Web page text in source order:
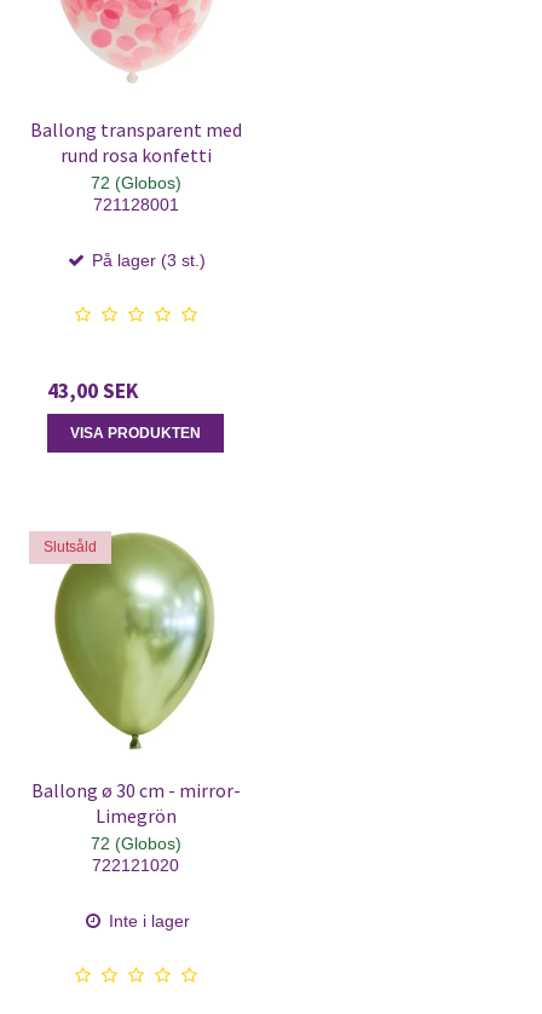
Ballong transparent med
rund rosa konfetti
72 (Globos)
721128001
På lager (3 st.)
43,00 SEK
VISA PRODUKTEN
Slutsåld
Ballong ø 30 cm - mirror-
Limegrön
72 (Globos)
722121020
Inte i lager